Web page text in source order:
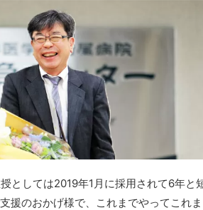
としては2019年1月に採用されて6年と
援のおかげ様で、これまでやってこれ